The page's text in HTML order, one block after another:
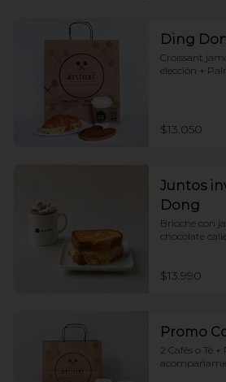
Ding
Croissant
elección +
$13.050
Juntos
Dong
Brioche con
chocolate
$13.990
Promo
2 Cafés o Té